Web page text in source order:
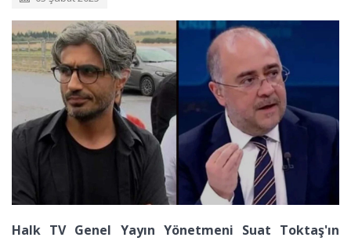
Halk TV Genel Yayın Yönetmeni Suat Toktaş'ın